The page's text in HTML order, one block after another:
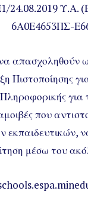
24.08.2019 Υ.Α.
6Α0Ε4653ΠΣ-
απασχοληθούν
Πιστοποίησης
για
που
εκπαιδευτικών,
μέσω του